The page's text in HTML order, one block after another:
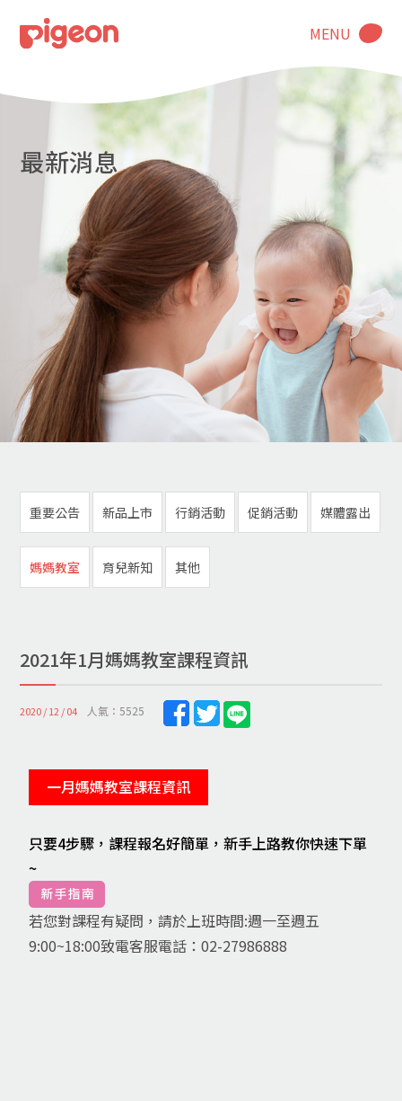
MENU
最新消息
重要公告 新品上市 行銷活動 促銷活動 媒體露出
媽媽教室 育兒新知 其他
2021年1月媽媽教室課程資訊
2020 / 12 / 04 人氣：5525
一月媽媽教室課程資訊
只要4步驟，課程報名好簡單，新手上路教你快速下單
~
若您對課程有疑問，請於上班時間:週一至週五
9:00~18:00致電客服電話：02-27986888